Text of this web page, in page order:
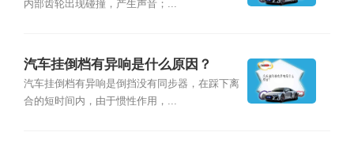
内部齿轮出现碰撞，产生声音；...
汽车挂倒档有异响是什么原因？
汽车挂倒档有异响是倒挡没有同步器，在踩下离
合的短时间内，由于惯性作用，...